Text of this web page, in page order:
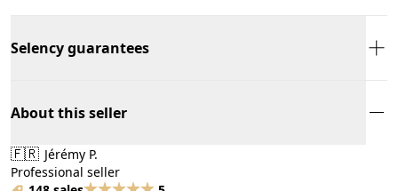
Selency guarantees
About this seller
🇫🇷 Jérémy P.
Professional seller